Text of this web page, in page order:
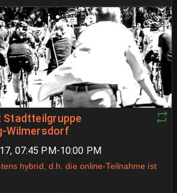
Stadtteilgruppe
Wilmersdorf
07:45 PM-10:00 PM
hybrid, d.h. die online-Teilnahme ist